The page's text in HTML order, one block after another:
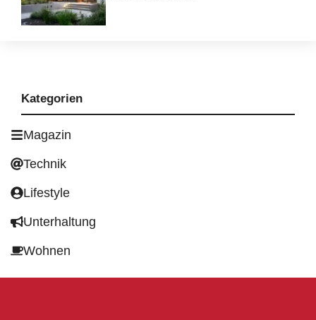
Kategorien
Magazin
Technik
Lifestyle
Unterhaltung
Wohnen